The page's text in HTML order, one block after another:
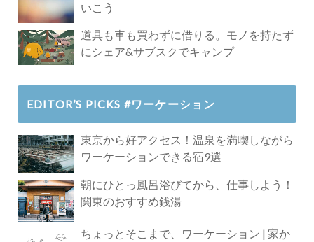
いこう
道具も車も買わずに借りる。モノを持たず
にシェア&サブスクでキャンプ
EDITOR’S PICKS #ワーケーション
東京から好アクセス！温泉を満喫しながら
ワーケーションできる宿9選
朝にひとっ風呂浴びてから、仕事しよう！
関東のおすすめ銭湯
ちょっとそこまで、ワーケーション | 家か